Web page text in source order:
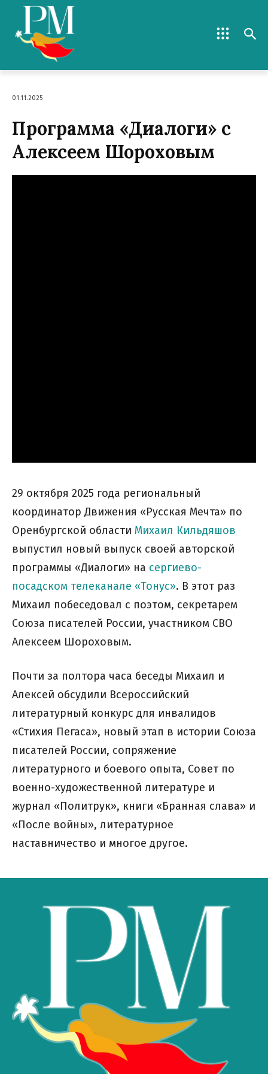
01.11.2025
Программа «Диалоги» с
Алексеем Шороховым
29 октября 2025 года региональный
координатор Движения «Русская Мечта» по
Оренбургской области Михаил Кильдяшов
выпустил новый выпуск своей авторской
программы «Диалоги» на сергиево-
посадском телеканале «Тонус». В этот раз
Михаил побеседовал с поэтом, секретарем
Союза писателей России, участником СВО
Алексеем Шороховым.
Почти за полтора часа беседы Михаил и
Алексей обсудили Всероссийский
литературный конкурс для инвалидов
«Стихия Пегаса», новый этап в истории Союза
писателей России, сопряжение
литературного и боевого опыта, Совет по
военно-художественной литературе и
журнал «Политрук», книги «Бранная слава» и
«После войны», литературное
наставничество и многое другое.